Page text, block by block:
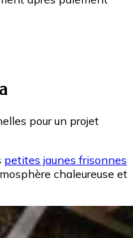
pour un projet
petites jaunes frisonnes
chaleureuse et